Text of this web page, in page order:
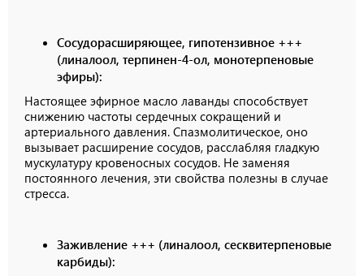
Сосудорасширяющее, гипотензивное +++
(линалоол, терпинен-4-ол, монотерпеновые
эфиры):
Настоящее эфирное масло лаванды способствует
снижению частоты сердечных сокращений и
артериального давления. Спазмолитическое, оно
вызывает расширение сосудов, расслабляя гладкую
мускулатуру кровеносных сосудов. Не заменяя
постоянного лечения, эти свойства полезны в случае
стресса.
Заживление +++ (линалоол, сесквитерпеновые
карбиды):